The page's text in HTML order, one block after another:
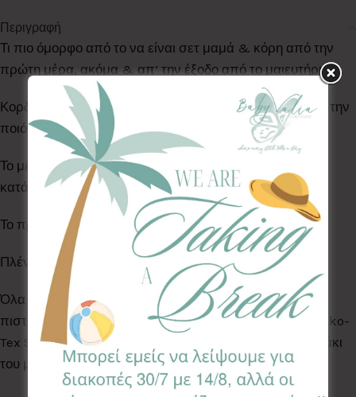
Περιγραφή
Τι πιο όμορφο από το να είναι σετ μαμά & κόρη από την
πρώτη μέρα, ακόμα & απ’ την έξοδο από το μαιευτήριο!
Κορδέλες & Scrunchies σε μοναδικά σχέδια πάντα με την
ποιότητα της BabyValia !
Το μέγεθος της κορδέλας προσαρμόζεται και είναι
κατάλληλη για όλες τις ηλικίες.
Το προϊόν αυτό είναι σε λευκό φόντο.
Πλένονται στο πλυντήριο στους 30°C
Όλα τα Υφάσματα της συλλογής μας είναι ελεγμένα &
πιστοποιημένα για βλαβερές ουσίες σύμφωνα με το Oeko-
Tex Standard 100, κατάλληλα για το ευαίσθητο δερματάκι
του μωρού σας